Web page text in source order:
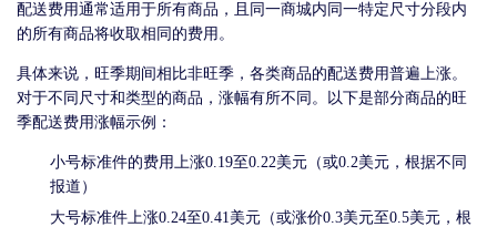
配送费用通常适用于所有商品，且同一商城内同一特定尺寸分段内
的所有商品将收取相同的费用。
具体来说，旺季期间相比非旺季，各类商品的配送费用普遍上涨。
对于不同尺寸和类型的商品，涨幅有所不同。以下是部分商品的旺
季配送费用涨幅示例：
小号标准件的费用上涨0.19至0.22美元（或0.2美元，根据不同
报道）
大号标准件上涨0.24至0.41美元（或涨价0.3美元至0.5美元，根